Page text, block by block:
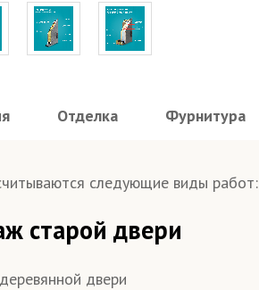
Отделка Фурнитура
следующие виды работ:
старой двери
двери